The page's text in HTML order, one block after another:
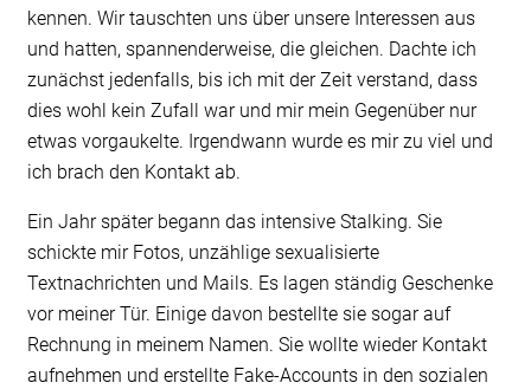
kennen. Wir tauschten uns über unsere Interessen aus
und hatten, spannenderweise, die gleichen. Dachte ich
zunächst jedenfalls, bis ich mit der Zeit verstand, dass
dies wohl kein Zufall war und mir mein Gegenüber nur
etwas vorgaukelte. Irgendwann wurde es mir zu viel und
ich brach den Kontakt ab.
Ein Jahr später begann das intensive Stalking. Sie
schickte mir Fotos, unzählige sexualisierte
Textnachrichten und Mails. Es lagen ständig Geschenke
vor meiner Tür. Einige davon bestellte sie sogar auf
Rechnung in meinem Namen. Sie wollte wieder Kontakt
aufnehmen und erstellte Fake-Accounts in den sozialen